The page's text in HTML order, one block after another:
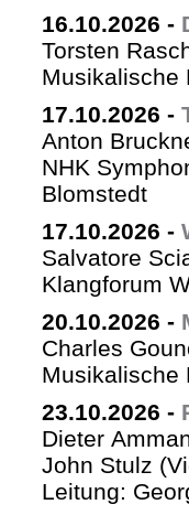
16.10.2026 -
Torsten
Musikalische
17.10.2026 -
Anton
NHK
Blomstedt
17.10.2026 -
Salvatore
Klangforum
20.10.2026 -
Charles
Musikalische
23.10.2026 -
Dieter
John Stulz
Leitung: